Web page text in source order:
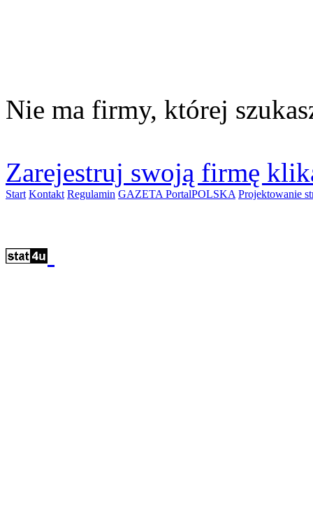
Nie ma firmy, której
Zarejestruj swoją firmę
Start Kontakt Regulamin GAZETA PortalPOLSKA Projektowanie